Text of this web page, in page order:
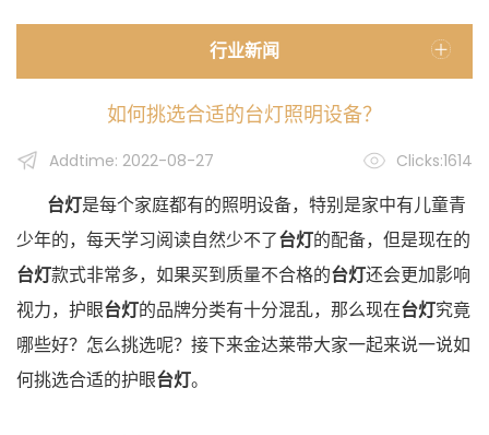
行业新闻
如何挑选合适的台灯照明设备？
Addtime: 2022-08-27 Clicks:1614
台灯是每个家庭都有的照明设备，特别是家中有儿童青
少年的，每天学习阅读自然少不了台灯的配备，但是现在的
台灯款式非常多，如果买到质量不合格的台灯还会更加影响
视力，护眼台灯的品牌分类有十分混乱，那么现在台灯究竟
哪些好？怎么挑选呢？接下来金达莱带大家一起来说一说如
何挑选合适的护眼台灯。